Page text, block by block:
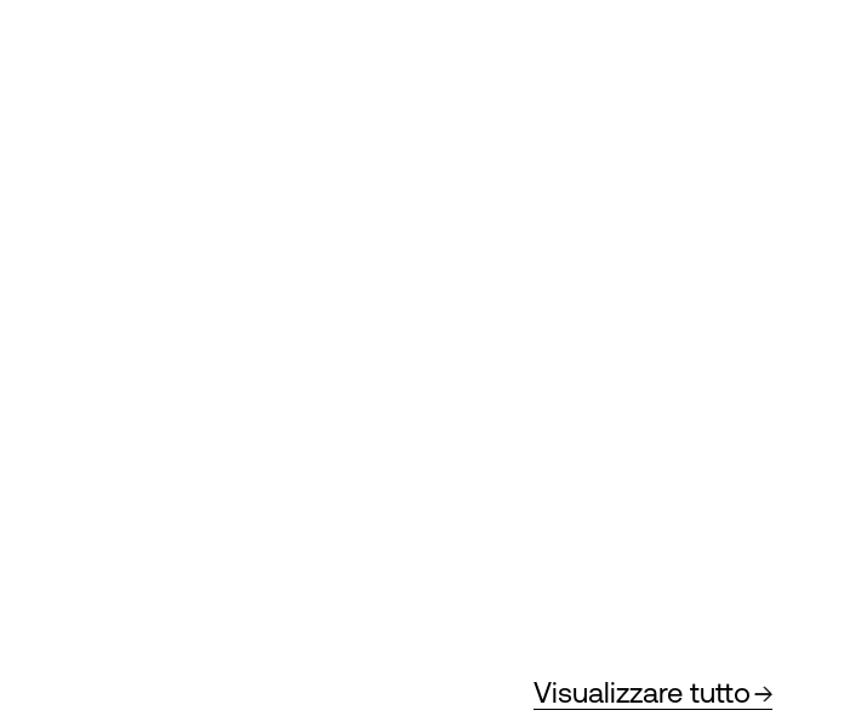
Visualizzare tutto